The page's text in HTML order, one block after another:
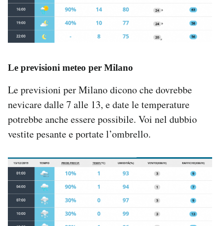
Le previsioni meteo per Milano
Le previsioni per Milano dicono che dovrebbe
nevicare dalle 7 alle 13, e date le temperature
potrebbe anche essere possibile. Voi nel dubbio
vestite pesante e portate l’ombrello.